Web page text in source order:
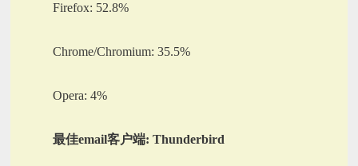
Firefox: 52.8%
Chrome/Chromium: 35.5%
Opera: 4%
最佳email客户端: Thunderbird